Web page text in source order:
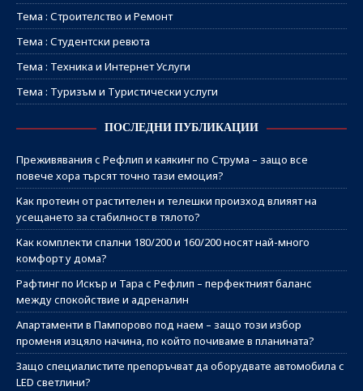
Тема : Строителство и Ремонт
Тема : Студентски ревюта
Тема : Техника и Интернет Услуги
Тема : Туризъм и Туристически услуги
ПОСЛЕДНИ ПУБЛИКАЦИИ
Преживявания с Рефлип и каякинг по Струма – защо все
повече хора търсят точно тази емоция?
Как протеин от растителен и телешки произход влияят на
усещането за стабилност в тялото?
Как комплекти спални 180/200 и 160/200 носят най-много
комфорт у дома?
Рафтинг по Искър и Тара с Рефлип – перфектният баланс
между спокойствие и адреналин
Апартаменти в Пампорово под наем – защо този избор
променя изцяло начина, по който почиваме в планината?
Защо специалистите препоръчват да оборудвате автомобила с
LED светлини?